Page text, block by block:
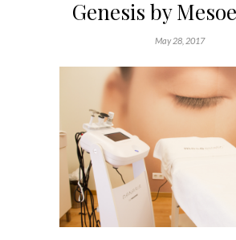
Genesis by
May 28, 2017